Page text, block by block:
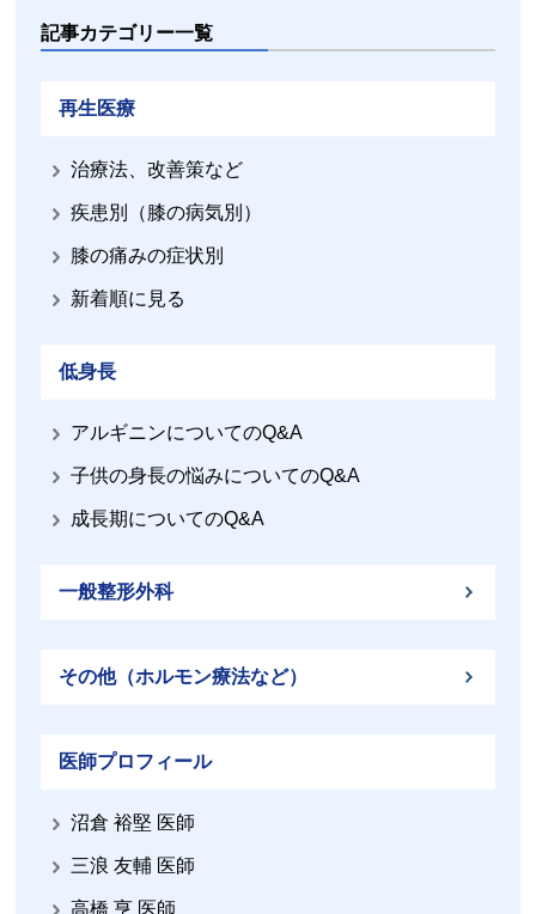
記事カテゴリー一覧
再生医療
治療法、改善策など
疾患別（膝の病気別）
膝の痛みの症状別
新着順に見る
低身長
アルギニンについてのQ&A
子供の身長の悩みについてのQ&A
成長期についてのQ&A
一般整形外科
その他（ホルモン療法など）
医師プロフィール
沼倉 裕堅 医師
三浪 友輔 医師
高橋 亨 医師